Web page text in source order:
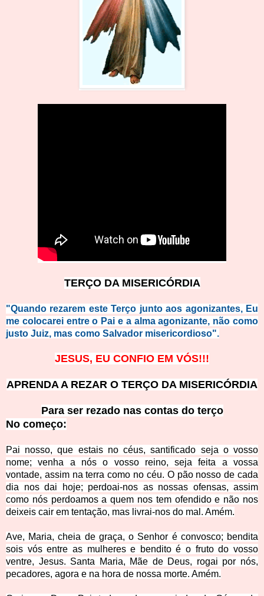
TERÇO DA MISERICÓRDIA
"Quando rezarem este Terço junto aos agonizantes, Eu
me colocarei entre o Pai e a alma agonizante, não como
justo Juiz, mas como Salvador misericordioso".
JESUS, EU CONFIO EM VÓS!!!
APRENDA A REZAR O TERÇO DA MISERICÓRDIA
Para ser rezado nas contas do terço
No começo:
Pai nosso, que estais no céus, santificado seja o vosso
nome; venha a nós o vosso reino, seja feita a vossa
vontade, assim na terra como no céu. O pão nosso de cada
dia nos dai hoje; perdoai-nos as nossas ofensas, assim
como nós perdoamos a quem nos tem ofendido e não nos
deixeis cair em tentação, mas livrai-nos do mal. Amém.
Ave, Maria, cheia de graça, o Senhor é convosco; bendita
sois vós entre as mulheres e bendito é o fruto do vosso
ventre, Jesus. Santa Maria, Mãe de Deus, rogai por nós,
pecadores, agora e na hora de nossa morte. Amém.